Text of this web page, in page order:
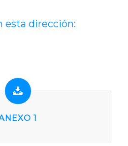
esta dirección:
1